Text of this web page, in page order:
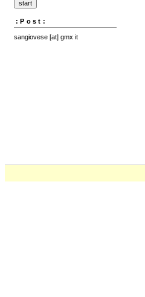
:Post:
sangiovese [at] gmx it